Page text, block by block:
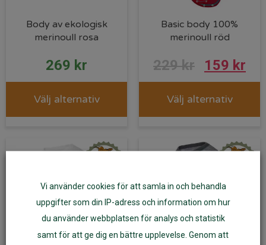
Body av ekologisk
merinoull rosa
269 kr
Välj alternativ
Basic body 100%
merinoull röd
229kr 159 kr
Välj alternativ
Vi använder cookies för att samla in och behandla
uppgifter som din IP-adress och information om hur
du använder webbplatsen för analys och statistik
samt för att ge dig en bättre upplevelse. Genom att